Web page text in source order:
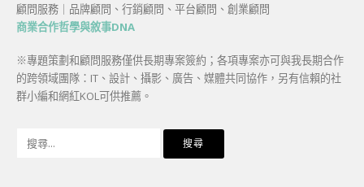
顧問服務｜品牌顧問、行銷顧問、平台顧問、創業顧問
商業合作哲學與敘事DNA
※專題策劃和顧問服務僅供長期專案簽約；各項專案亦可與我長期合作
的跨領域團隊：IT、設計、攝影、廣告、媒體共同協作，另有信賴的社
群小編和網紅KOL可供推薦。